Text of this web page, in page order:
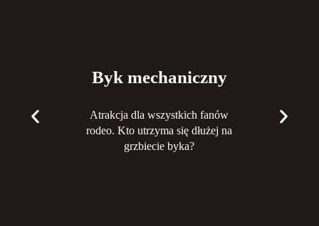
Byk mechaniczny
Atrakcja dla wszystkich fanów
rodeo. Kto utrzyma się dłużej na
grzbiecie byka?